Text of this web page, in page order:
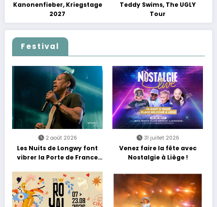
Kanonenfieber, Kriegstage
2027
Teddy Swims, The UGLY
Tour
Festival
2 août 2026
Les Nuits de Longwy font
vibrer la Porte de France
découvertes et énergie
reggae
31 juillet 2026
Venez faire la fête avec
Nostalgie à Liège !